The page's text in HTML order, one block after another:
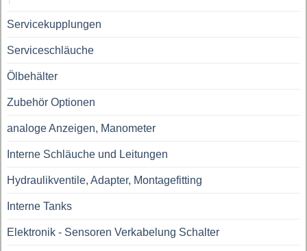
Servicekupplungen
Serviceschläuche
Ölbehälter
Zubehör Optionen
analoge Anzeigen, Manometer
Interne Schläuche und Leitungen
Hydraulikventile, Adapter, Montagefitting
Interne Tanks
Elektronik - Sensoren Verkabelung Schalter